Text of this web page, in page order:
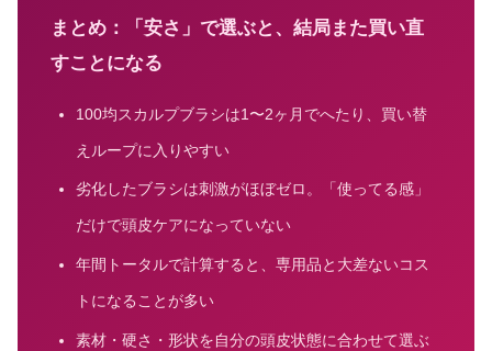
まとめ：「安さ」で選ぶと、結局また買い直
すことになる
100均スカルプブラシは1〜2ヶ月でへたり、買い替
えループに入りやすい
劣化したブラシは刺激がほぼゼロ。「使ってる感」
だけで頭皮ケアになっていない
年間トータルで計算すると、専用品と大差ないコス
トになることが多い
素材・硬さ・形状を自分の頭皮状態に合わせて選ぶ